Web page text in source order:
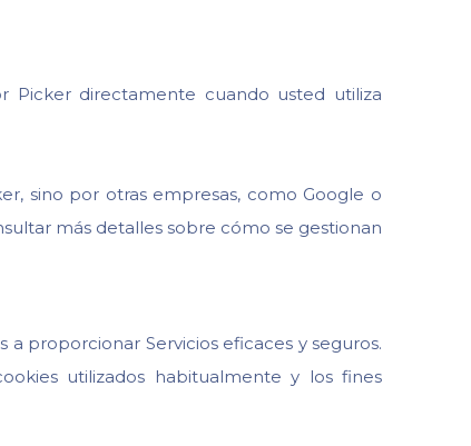
Picker directamente cuando usted utiliza
sino por otras empresas, como Google o
más detalles sobre cómo se gestionan
proporcionar Servicios eficaces y seguros.
utilizados habitualmente y los fines